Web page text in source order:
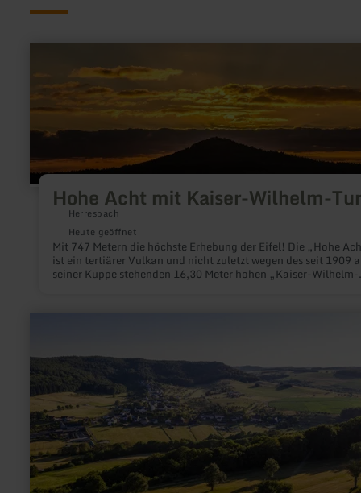
Hohe Acht mit Kaiser-Wilhelm-
Herresbach
Heute geöffnet
Mit 747 Metern die höchste Erhebung der Eifel! Die „Hohe
ist ein tertiärer Vulkan und nicht zuletzt wegen des seit 1909
seiner Kuppe stehenden 16,30 Meter hohen „Kaiser-Wilhelm-
Hohe
mit
Wilhelm-
Ferschweiler